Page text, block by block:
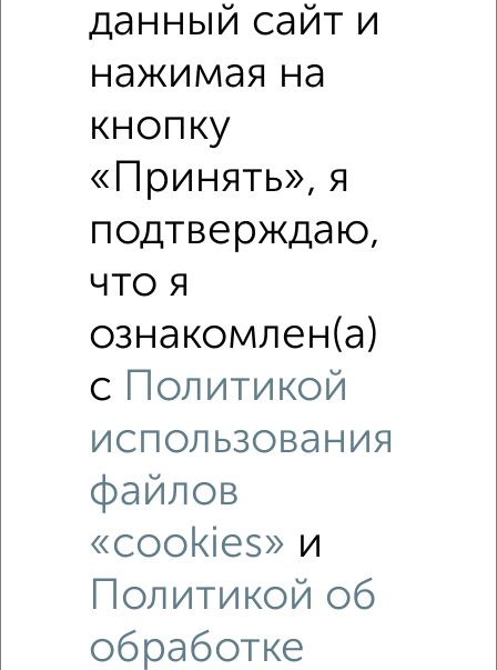
Похожие предложения рядом
данный сайт и
нажимая на
кнопку
«Принять», я
подтверждаю,
что я
ознакомлен(а)
с Политикой
использования
файлов
«cookies» и
Политикой об
обработке